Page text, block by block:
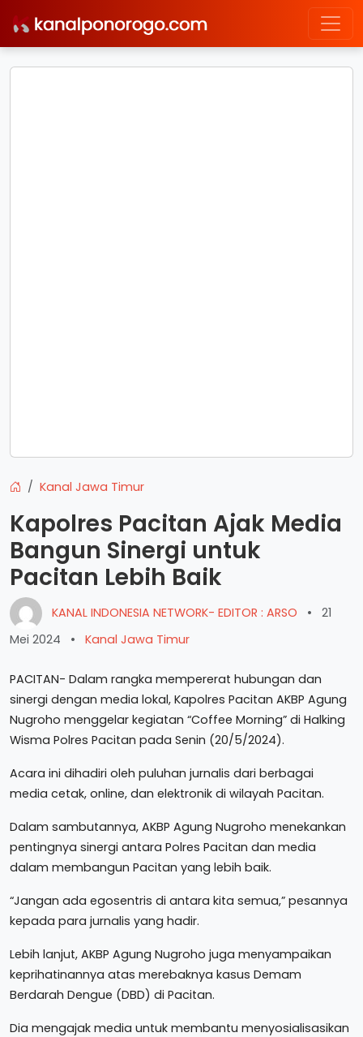
Kanal Jawa Timur
Kapolres Pacitan Ajak Media
Bangun Sinergi untuk
Pacitan Lebih Baik
KANAL INDONESIA NETWORK- EDITOR : ARSO •
21
Mei 2024
• Kanal Jawa Timur
PACITAN- Dalam rangka mempererat hubungan dan
sinergi dengan media lokal, Kapolres Pacitan AKBP Agung
Nugroho menggelar kegiatan “Coffee Morning” di Halking
Wisma Polres Pacitan pada Senin (20/5/2024).
Acara ini dihadiri oleh puluhan jurnalis dari berbagai
media cetak, online, dan elektronik di wilayah Pacitan.
Dalam sambutannya, AKBP Agung Nugroho menekankan
pentingnya sinergi antara Polres Pacitan dan media
dalam membangun Pacitan yang lebih baik.
“Jangan ada egosentris di antara kita semua,” pesannya
kepada para jurnalis yang hadir.
Lebih lanjut, AKBP Agung Nugroho juga menyampaikan
keprihatinannya atas merebaknya kasus Demam
Berdarah Dengue (DBD) di Pacitan.
Dia mengajak media untuk membantu menyosialisasikan